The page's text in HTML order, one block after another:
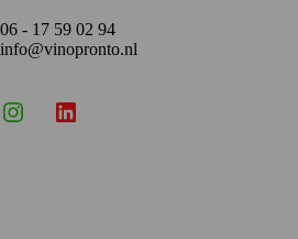
06 - 17 59 02 94
info@vinopronto.nl
InstagramLinkedIn